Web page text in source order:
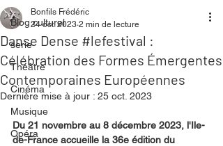
Blog culturel
serie
Théâtre
Cinéma
Musique
Opéra
Danse Dense #lefestival :
Célébration des Formes Émergentes
Contemporaines Européennes
Bonfils Frédéric
24 oct. 2023 2 min de lecture
Dernière mise à jour : 25 oct. 2023
Du 21 novembre au 8 décembre 2023, l'Ile-
de-France accueille la 36e édition du